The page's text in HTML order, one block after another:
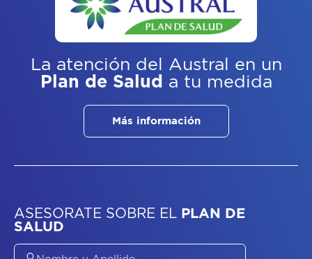
La atención del Austral
en un
Plan de Salud a tu medida
Más información